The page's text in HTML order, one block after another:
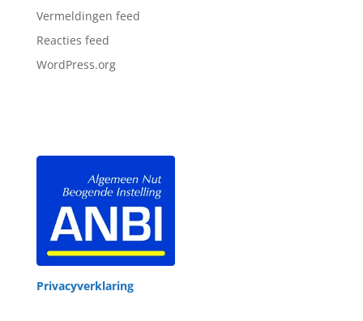
Vermeldingen feed
Reacties feed
WordPress.org
Privacyverklaring